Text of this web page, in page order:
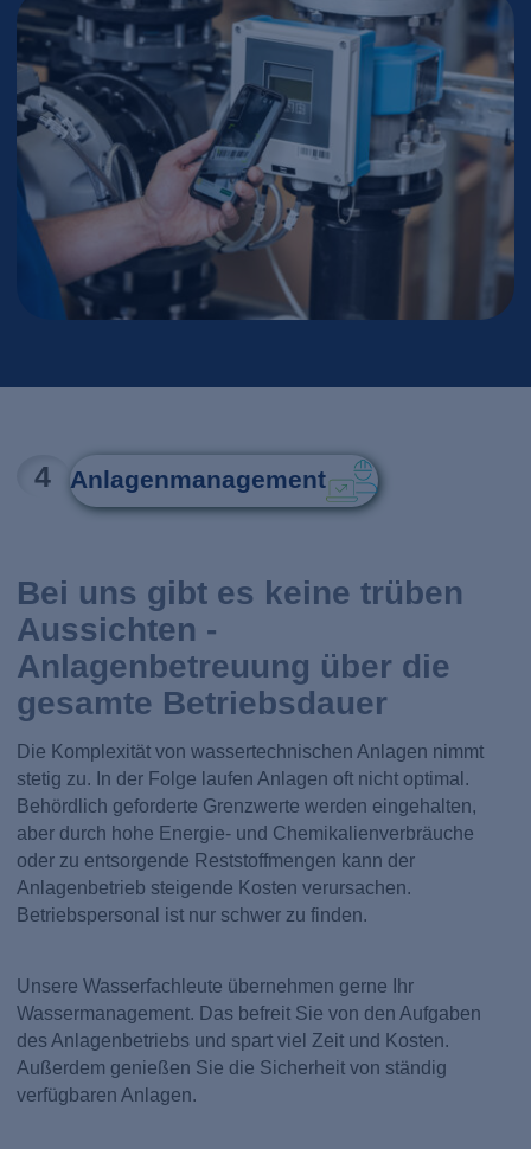
4 Anlagenmanagement
Bei uns gibt es keine trüben
Aussichten -
Anlagenbetreuung über die
gesamte Betriebsdauer
Die Komplexität von wassertechnischen Anlagen nimmt
stetig zu. In der Folge laufen Anlagen oft nicht optimal.
Behördlich geforderte Grenzwerte werden eingehalten,
aber durch hohe Energie- und Chemikalienverbräuche
oder zu entsorgende Reststoffmengen kann der
Anlagenbetrieb steigende Kosten verursachen.
Betriebspersonal ist nur schwer zu finden.
Unsere Wasserfachleute übernehmen gerne Ihr
Wassermanagement. Das befreit Sie von den Aufgaben
des Anlagenbetriebs und spart viel Zeit und Kosten.
Außerdem genießen Sie die Sicherheit von ständig
verfügbaren Anlagen.